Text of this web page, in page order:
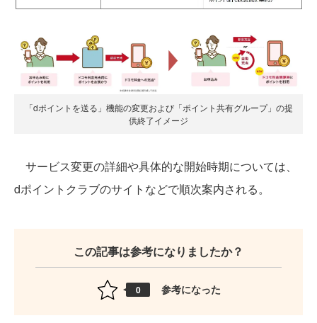
「dポイントを送る」機能の変更および「ポイント共有グループ」の提
供終了イメージ
サービス変更の詳細や具体的な開始時期については、
dポイントクラブのサイトなどで順次案内される。
この記事は参考になりましたか？
0 参考になった